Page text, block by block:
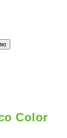
Color